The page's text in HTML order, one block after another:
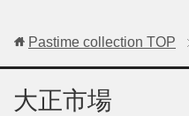
Pastime collection TOP
大正市場